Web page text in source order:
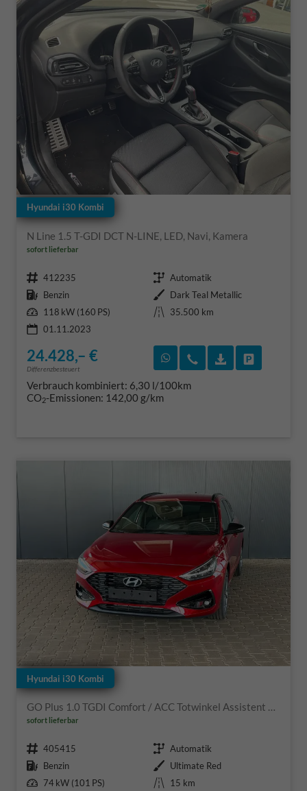
Hyundai i30 Kombi
N Line 1.5 T-GDI DCT N-LINE, LED, Navi, Kamera
sofort lieferbar
Fahrzeugnr. 412235 Getriebe Automatik
Kraftstoff Benzin Außenfarbe Dark Teal Metallic
Leistung 118 kW (160 PS) Kilometerstand
35.500 km
01.11.2023
24.428,– €
Differenzbesteuert
Rückruf vereinbaren
Wir rufen Sie an
Verbrauch kombiniert: 6,30 l/100km
CO2-Emissionen: 142,00 g/km
Hyundai i30 Kombi
GO Plus 1.0 TGDI Comfort / ACC Totwinkel Assistent Sitz + Lenkradheizung Alu 17"
sofort lieferbar
Fahrzeugnr. 405415 Getriebe Automatik
Kraftstoff Benzin Außenfarbe Ultimate Red
Leistung 74 kW (101 PS) Kilometerstand 15 km